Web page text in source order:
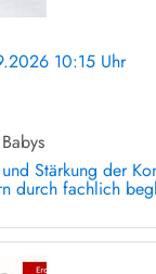
10:15 Uhr
Stärkung der
durch fachlich